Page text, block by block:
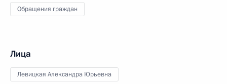
Обращения граждан
Лица
Левицкая Александра Юрьевна